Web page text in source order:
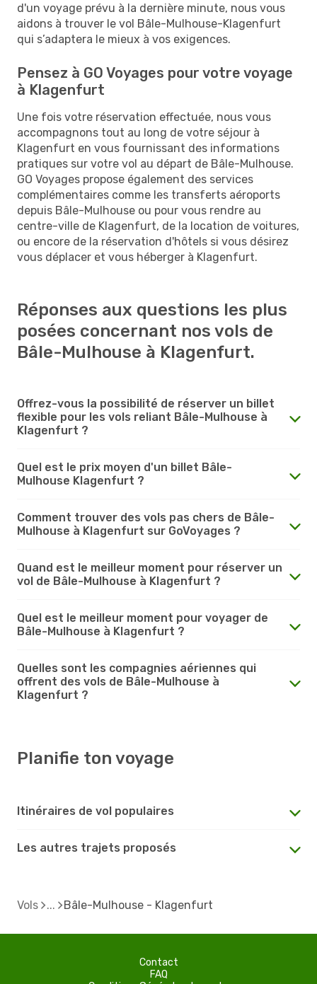
d'un voyage prévu à la dernière minute, nous vous
aidons à trouver le vol Bâle-Mulhouse-Klagenfurt
qui s’adaptera le mieux à vos exigences.
Pensez à GO Voyages pour votre voyage
à Klagenfurt
Une fois votre réservation effectuée, nous vous
accompagnons tout au long de votre séjour à
Klagenfurt en vous fournissant des informations
pratiques sur votre vol au départ de Bâle-Mulhouse.
GO Voyages propose également des services
complémentaires comme les transferts aéroports
depuis Bâle-Mulhouse ou pour vous rendre au
centre-ville de Klagenfurt, de la location de voitures,
ou encore de la réservation d'hôtels si vous désirez
vous déplacer et vous héberger à Klagenfurt.
Réponses aux questions les plus
posées concernant nos vols de
Bâle-Mulhouse à Klagenfurt.
Offrez-vous la possibilité de réserver un billet
flexible pour les vols reliant Bâle-Mulhouse à
Klagenfurt ?
Quel est le prix moyen d'un billet Bâle-
Mulhouse Klagenfurt ?
Comment trouver des vols pas chers de Bâle-
Mulhouse à Klagenfurt sur GoVoyages ?
Quand est le meilleur moment pour réserver un
vol de Bâle-Mulhouse à Klagenfurt ?
Quel est le meilleur moment pour voyager de
Bâle-Mulhouse à Klagenfurt ?
Quelles sont les compagnies aériennes qui
offrent des vols de Bâle-Mulhouse à
Klagenfurt ?
Planifie ton voyage
Itinéraires de vol populaires
Les autres trajets proposés
Vols Bâle-Mulhouse - Klagenfurt
Contact
FAQ